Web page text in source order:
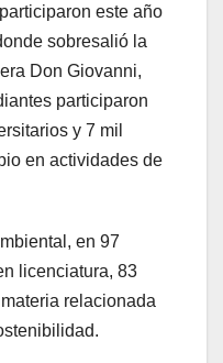
este año
sobresalió la
Don Giovanni,
participaron
y 7 mil
en actividades de
en 97
licenciatura, 83
relacionada